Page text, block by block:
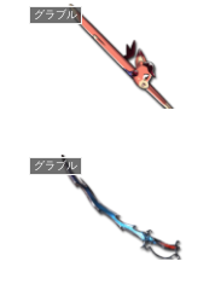
グラブル
グラブル